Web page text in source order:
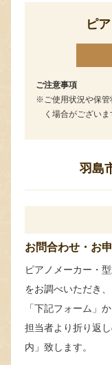
ピ
ご注意事項
ご使用状況や保
く場合がござい
羽島
お問合わせ・お
ピアノメーカー・
をお調べいただき、
「下記フォーム」
担当者より折り返
内」致します。